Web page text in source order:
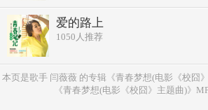
爱的路上
1050 人推荐
本页是歌手 闫薇薇 的专辑《青春梦想(电影《校囧
《青春梦想(电影《校囧》主题曲)》